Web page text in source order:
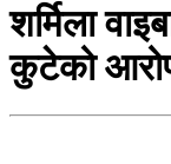
शर्मिला
कुटेको